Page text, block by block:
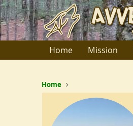
Home Mission
Home